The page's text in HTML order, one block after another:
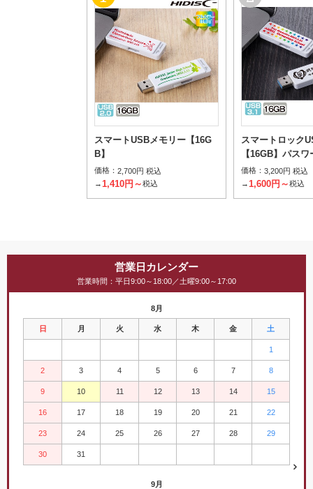
スマートUSBメモリー【16G
B】
価格： 2,700円 税込
→ 1,410円～税込
スマートロック
【16GB】パス
価格： 3,200円 税込
→ 1,600円～税込
営業日カレンダー
営業時間：平日9:00～18:00／土曜9:00～17:00
8月
日 月 火 水 木 金 土
1
2 3 4 5 6 7 8
9 10 11 12 13 14 15
16 17 18 19 20 21 22
23 24 25 26 27 28 29
30 31
9月